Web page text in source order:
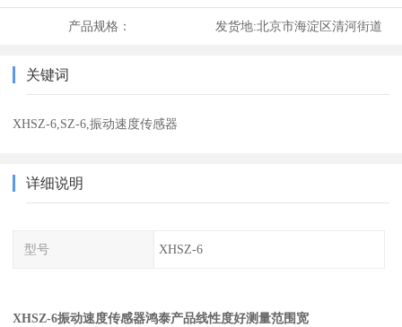
产品规格： 发货地:北京市海淀区清河街道
关键词
XHSZ-6,SZ-6,振动速度传感器
详细说明
型号 XHSZ-6
XHSZ-6振动速度传感器鸿泰产品线性度好测量范围宽